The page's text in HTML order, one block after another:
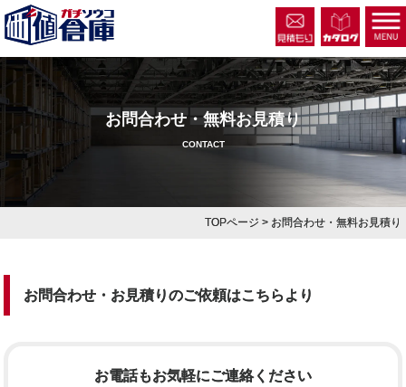
お問合わせ・無料お見積り
CONTACT
TOPページ > お問合わせ・無料お見積り
お問合わせ・お見積りのご依頼はこちらより
お電話もお気軽にご連絡ください